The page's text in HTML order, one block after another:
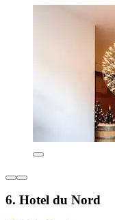
6. Hotel du Nord